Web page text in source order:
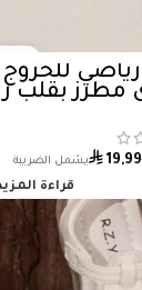
رياضي
بقلب
⃁19,99
قراءة